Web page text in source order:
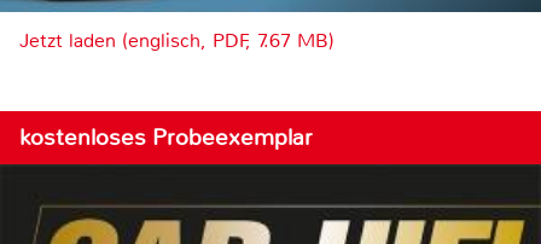
Jetzt laden (englisch, PDF, 7.67 MB)
kostenloses Probeexemplar